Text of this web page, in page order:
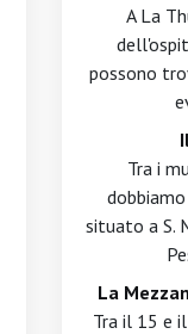
A La
possono
Tra i
situato a S.
La
Tra il 15 e